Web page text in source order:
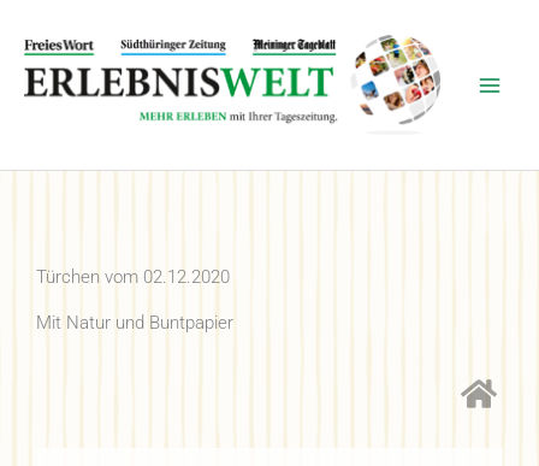
Inhalt
springen
Türchen vom 02.12.2020
Mit Natur und Buntpapier